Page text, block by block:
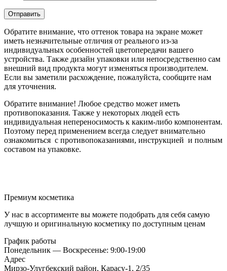
Обратите внимание, что оттенок товара на экране может
иметь незначительные отличия от реального из-за
индивидуальных особенностей цветопередачи вашего
устройства. Также дизайн упаковки или непосредственно сам
внешний вид продукта могут изменяться производителем.
Если вы заметили расхождение, пожалуйста, сообщите нам
для уточнения.
Обратите внимание! Любое средство может иметь
противопоказания. Также у некоторых людей есть
индивидуальная непереносимость к каким-либо компонентам.
Поэтому перед применением всегда следует внимательно
ознакомиться с противопоказаниями, инструкцией и полным
составом на упаковке.
Премиум косметика
У нас в ассортименте вы можете подобрать для себя самую
лучшую и оригинальную косметику по доступным ценам
График работы
Понедельник — Воскресенье: 9:00-19:00
Адрес
Мирзо-Улугбекский район, Карасу-1, 2/35